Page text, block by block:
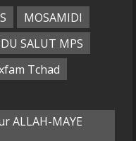
MOSAMIDI
SALUT MPS
Tchad
ALLAH-MAYE